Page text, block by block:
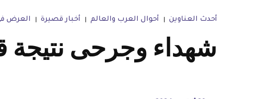
أحدث العناوين أحوال العرب والعالم أخبار قصيرة العرض
شهداء وجرحى نتيجة